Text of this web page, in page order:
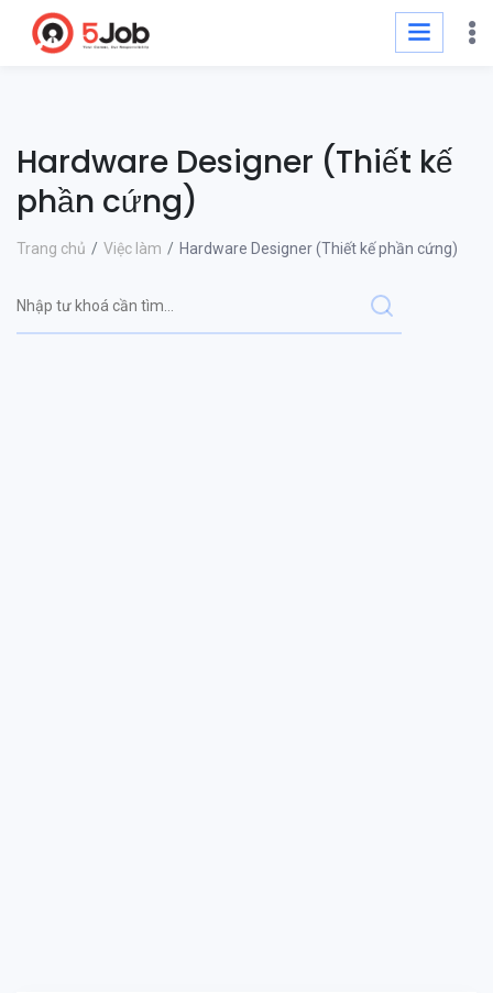
Hardware Designer (Thiết kế
phần cứng)
Trang chủ Việc làm Hardware Designer (Thiết kế phần cứng)